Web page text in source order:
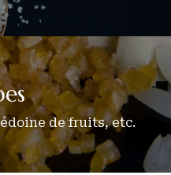
de fruits, etc.